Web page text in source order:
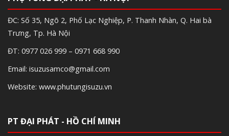
ĐC: Số 35, Ngõ 2, Phố Lạc Nghiệp, P. Thanh Nhàn, Q. Hai bà
Trưng, Tp. Hà Nội
ĐT: 0977 026 999 – 0971 668 990
Email: isuzusamco@gmail.com
Website: www.phutungisuzu.vn
PT ĐẠI PHÁT - HỒ CHÍ MINH